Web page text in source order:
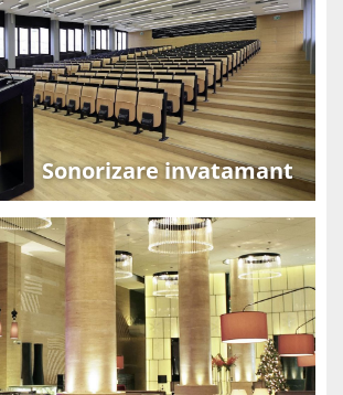
Sonorizare invatamant